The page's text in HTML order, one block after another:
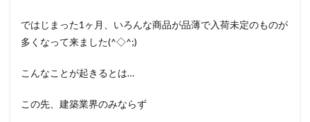
ではじまった1ヶ月、いろんな商品が品薄で入荷未定のものが
多くなって来ました(^◇^;)
こんなことが起きるとは…
この先、建築業界のみならず